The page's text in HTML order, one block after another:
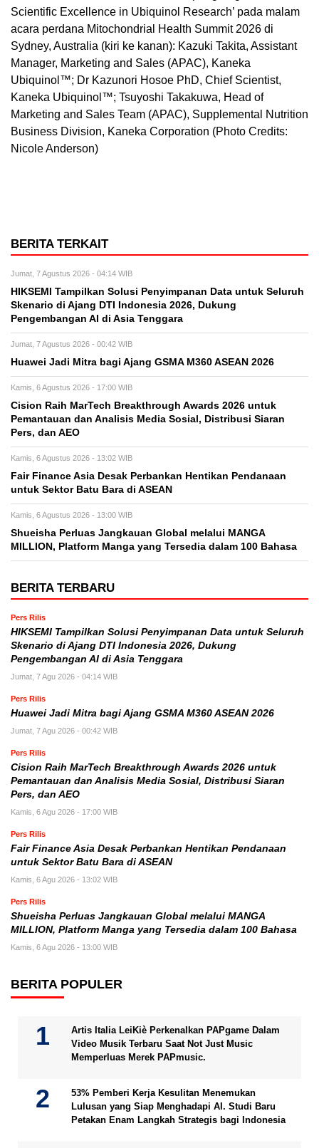
Scientific Excellence in Ubiquinol Research’ pada malam
acara perdana Mitochondrial Health Summit 2026 di
Sydney, Australia (kiri ke kanan): Kazuki Takita, Assistant
Manager, Marketing and Sales (APAC), Kaneka
Ubiquinol™; Dr Kazunori Hosoe PhD, Chief Scientist,
Kaneka Ubiquinol™; Tsuyoshi Takakuwa, Head of
Marketing and Sales Team (APAC), Supplemental Nutrition
Business Division, Kaneka Corporation (Photo Credits:
Nicole Anderson)
BERITA TERKAIT
Jumat, 7 Agustus 2026 - 04:14 WIB
HIKSEMI Tampilkan Solusi Penyimpanan Data untuk Seluruh
Skenario di Ajang DTI Indonesia 2026, Dukung
Pengembangan AI di Asia Tenggara
Jumat, 7 Agustus 2026 - 00:42 WIB
Huawei Jadi Mitra bagi Ajang GSMA M360 ASEAN 2026
Kamis, 6 Agustus 2026 - 17:00 WIB
Cision Raih MarTech Breakthrough Awards 2026 untuk
Pemantauan dan Analisis Media Sosial, Distribusi Siaran
Pers, dan AEO
Kamis, 6 Agustus 2026 - 13:02 WIB
Fair Finance Asia Desak Perbankan Hentikan Pendanaan
untuk Sektor Batu Bara di ASEAN
Kamis, 6 Agustus 2026 - 13:00 WIB
Shueisha Perluas Jangkauan Global melalui MANGA
MILLION, Platform Manga yang Tersedia dalam 100 Bahasa
BERITA TERBARU
Pers Rilis
HIKSEMI Tampilkan Solusi Penyimpanan Data untuk Seluruh
Skenario di Ajang DTI Indonesia 2026, Dukung
Pengembangan AI di Asia Tenggara
Jumat, 7 Agu 2026 - 04:14 WIB
Pers Rilis
Huawei Jadi Mitra bagi Ajang GSMA M360 ASEAN 2026
Jumat, 7 Agu 2026 - 00:42 WIB
Pers Rilis
Cision Raih MarTech Breakthrough Awards 2026 untuk
Pemantauan dan Analisis Media Sosial, Distribusi Siaran
Pers, dan AEO
Kamis, 6 Agu 2026 - 17:00 WIB
Pers Rilis
Fair Finance Asia Desak Perbankan Hentikan Pendanaan
untuk Sektor Batu Bara di ASEAN
Kamis, 6 Agu 2026 - 13:02 WIB
Pers Rilis
Shueisha Perluas Jangkauan Global melalui MANGA
MILLION, Platform Manga yang Tersedia dalam 100 Bahasa
Kamis, 6 Agu 2026 - 13:00 WIB
BERITA POPULER
Artis Italia LeiKiè Perkenalkan PAPgame Dalam
Video Musik Terbaru Saat Not Just Music
Memperluas Merek PAPmusic.
53% Pemberi Kerja Kesulitan Menemukan
Lulusan yang Siap Menghadapi AI. Studi Baru
Petakan Enam Langkah Strategis bagi Indonesia